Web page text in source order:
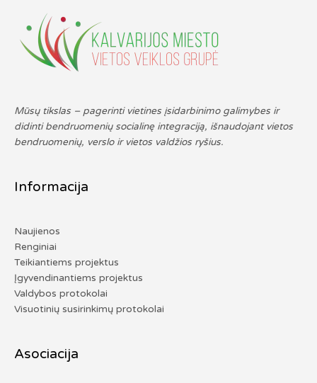
Mūsų tikslas – pagerinti vietines įsidarbinimo galimybes ir
didinti bendruomenių socialinę integraciją, išnaudojant vietos
bendruomenių, verslo ir vietos valdžios ryšius.
Informacija
Naujienos
Renginiai
Teikiantiems projektus
Įgyvendinantiems projektus
Valdybos protokolai
Visuotinių susirinkimų protokolai
Asociacija